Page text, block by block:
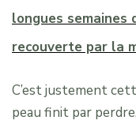
longues semaines
recouverte par la
C’est justement
peau finit par